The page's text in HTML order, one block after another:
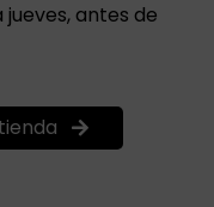
antes de